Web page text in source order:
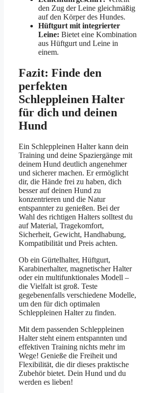
den Zug der Leine gleichmäßig
auf den Körper des Hundes.
Hüftgurt mit integrierter
Leine: Bietet eine Kombination
aus Hüftgurt und Leine in
einem.
Fazit: Finde den
perfekten
Schleppleinen Halter
für dich und deinen
Hund
Ein Schleppleinen Halter kann dein
Training und deine Spaziergänge mit
deinem Hund deutlich angenehmer
und sicherer machen. Er ermöglicht
dir, die Hände frei zu haben, dich
besser auf deinen Hund zu
konzentrieren und die Natur
entspannter zu genießen. Bei der
Wahl des richtigen Halters solltest du
auf Material, Tragekomfort,
Sicherheit, Gewicht, Handhabung,
Kompatibilität und Preis achten.
Ob ein Gürtelhalter, Hüftgurt,
Karabinerhalter, magnetischer Halter
oder ein multifunktionales Modell –
die Vielfalt ist groß. Teste
gegebenenfalls verschiedene Modelle,
um den für dich optimalen
Schleppleinen Halter zu finden.
Mit dem passenden Schleppleinen
Halter steht einem entspannten und
effektiven Training nichts mehr im
Wege! Genieße die Freiheit und
Flexibilität, die dir dieses praktische
Zubehör bietet. Dein Hund und du
werden es lieben!